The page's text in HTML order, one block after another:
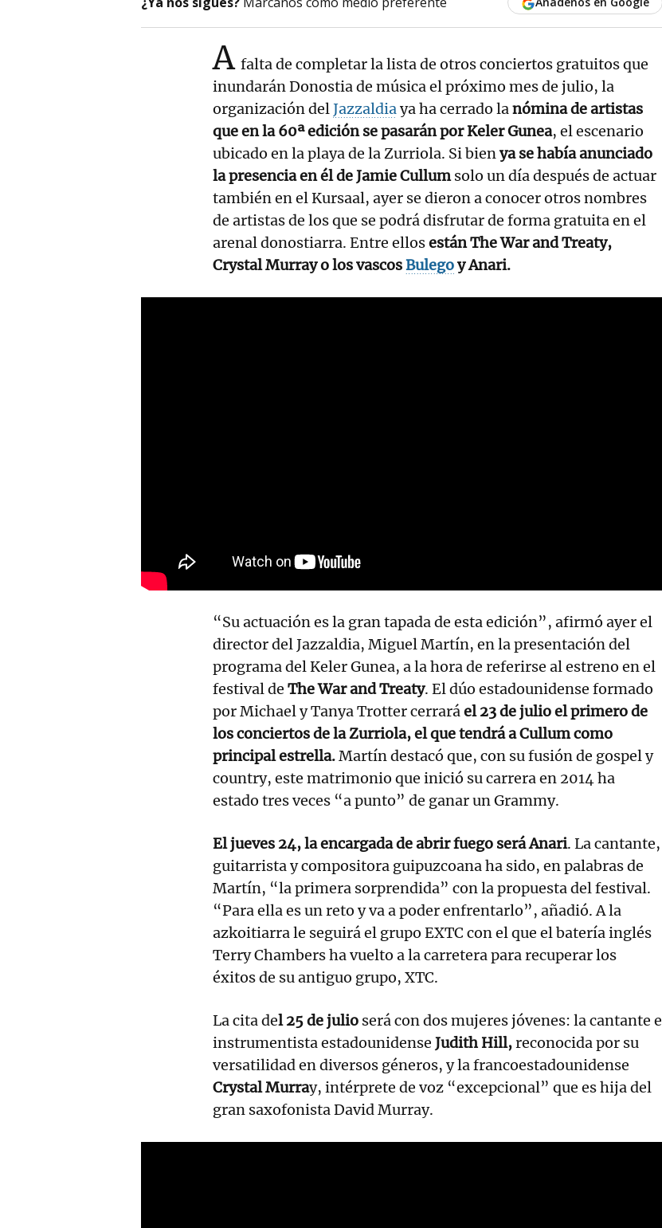
A falta de completar la lista de otros conciertos gratuitos que
inundarán Donostia de música el próximo mes de julio, la
organización delJazzaldiaya ha cerrado lanómina de artistas
que en la 60ª edición se pasarán por Keler Gunea, el escenario
ubicado en la playa de la Zurriola. Si bienya se había anunciado
la presencia en él de Jamie Cullumsolo un día después de actuar
también en el Kursaal, ayer se dieron a conocer otros nombres
de artistas de los que se podrá disfrutar de forma gratuita en el
arenal donostiarra. Entre ellosestán The War and Treaty,
Crystal Murray o los vascosBulegoy Anari.
“Su actuación es la gran tapada de esta edición”, afirmó ayer el
director del Jazzaldia, Miguel Martín, en la presentación del
programa del Keler Gunea, a la hora de referirse al estreno en el
festival de The War and Treaty. El dúo estadounidense formado
por Michael y Tanya Trotter cerraráel 23 de julio el primero de
los conciertos de la Zurriola, el que tendrá a Cullum como
principal estrella.Martín destacó que, con su fusión de gospel y
country, este matrimonio que inició su carrera en 2014 ha
estado tres veces “a punto” de ganar un Grammy.
El jueves 24, la encargada de abrir fuego será Anari. La cantante,
guitarrista y compositora guipuzcoana ha sido, en palabras de
Martín, “la primera sorprendida” con la propuesta del festival.
“Para ella es un reto y va a poder enfrentarlo”, añadió. A la
azkoitiarra le seguirá el grupo EXTC con el que el batería inglés
Terry Chambers ha vuelto a la carretera para recuperar los
éxitos de su antiguo grupo, XTC.
La cita del 25 de julio será con dos mujeres jóvenes: la cantante e
instrumentista estadounidense Judith Hill,reconocida por su
versatilidad en diversos géneros, y la francoestadounidense
Crystal Murray, intérprete de voz “excepcional” que es hija del
gran saxofonista David Murray.